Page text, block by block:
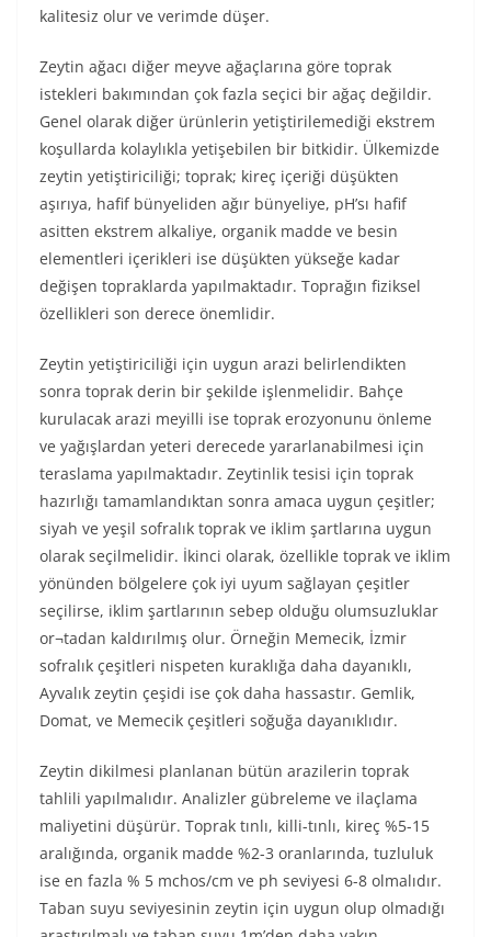
kalitesiz olur ve verimde düşer.
Zeytin ağacı diğer meyve ağaçlarına göre toprak
istekleri bakımından çok fazla seçici bir ağaç değildir.
Genel olarak diğer ürünlerin yetiştirilemediği ekstrem
koşullarda kolaylıkla yetişebilen bir bitkidir. Ülkemizde
zeytin yetiştiriciliği; toprak; kireç içeriği düşükten
aşırıya, hafif bünyeliden ağır bünyeliye, pH’sı hafif
asitten ekstrem alkaliye, organik madde ve besin
elementleri içerikleri ise düşükten yükseğe kadar
değişen topraklarda yapılmaktadır. Toprağın fiziksel
özellikleri son derece önemlidir.
Zeytin yetiştiriciliği için uygun arazi belirlendikten
sonra toprak derin bir şekilde işlenmelidir. Bahçe
kurulacak arazi meyilli ise toprak erozyonunu önleme
ve yağışlardan yeteri derecede yararlanabilmesi için
teraslama yapılmaktadır. Zeytinlik tesisi için toprak
hazırlığı tamamlandıktan sonra amaca uygun çeşitler;
siyah ve yeşil sofralık toprak ve iklim şartlarına uygun
olarak seçilmelidir. İkinci olarak, özellikle toprak ve iklim
yönünden bölgelere çok iyi uyum sağlayan çeşitler
seçilirse, iklim şartlarının sebep olduğu olumsuzluklar
or¬tadan kaldırılmış olur. Örneğin Memecik, İzmir
sofralık çeşitleri nispeten kuraklığa daha dayanıklı,
Ayvalık zeytin çeşidi ise çok daha hassastır. Gemlik,
Domat, ve Memecik çeşitleri soğuğa dayanıklıdır.
Zeytin dikilmesi planlanan bütün arazilerin toprak
tahlili yapılmalıdır. Analizler gübreleme ve ilaçlama
maliyetini düşürür. Toprak tınlı, killi-tınlı, kireç %5-15
aralığında, organik madde %2-3 oranlarında, tuzluluk
ise en fazla % 5 mchos/cm ve ph seviyesi 6-8 olmalıdır.
Taban suyu seviyesinin zeytin için uygun olup olmadığı